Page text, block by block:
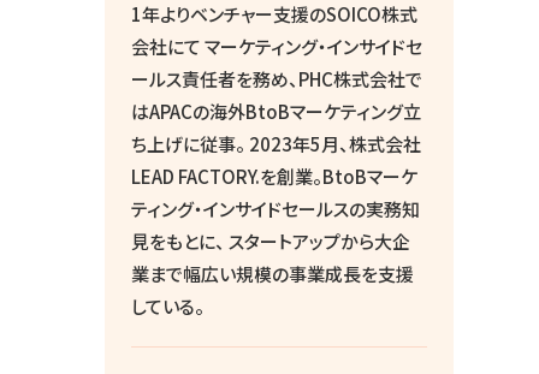
1年よりベンチャー支援のSOICO株式
会社にて マーケティング・インサイドセ
ールス責任者を務め、PHC株式会社で
はAPACの海外BtoBマーケティング立
ち上げに従事。 2023年5月、株式会社
LEAD FACTORY.を創業。BtoBマーケ
ティング・インサイドセールスの実務知
見をもとに、 スタートアップから大企
業まで幅広い規模の事業成長を支援
している。